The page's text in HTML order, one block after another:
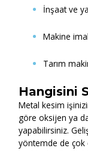
İnşaat ve
Makine
Tarım
Hangisini
Metal kesim
göre oksijen ya
yapabilirsiniz.
yöntemde de çok